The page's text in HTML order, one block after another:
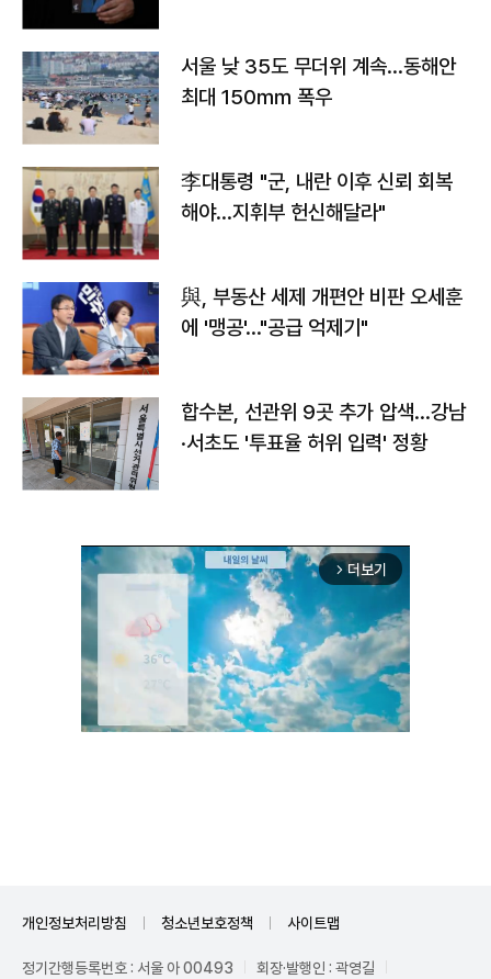
서울 낮 35도 무더위 계속…동해안
최대 150㎜ 폭우
李대통령 "군, 내란 이후 신뢰 회복
해야…지휘부 헌신해달라"
與, 부동산 세제 개편안 비판 오세훈
에 '맹공'…"공급 억제기"
합수본, 선관위 9곳 추가 압색…강남
·서초도 '투표율 허위 입력' 정황
arrow_forward_ios 더보기
개인정보처리방침 청소년보호정책 사이트맵
정기간행등록번호 : 서울 아 00493 회장·발행인 : 곽영길